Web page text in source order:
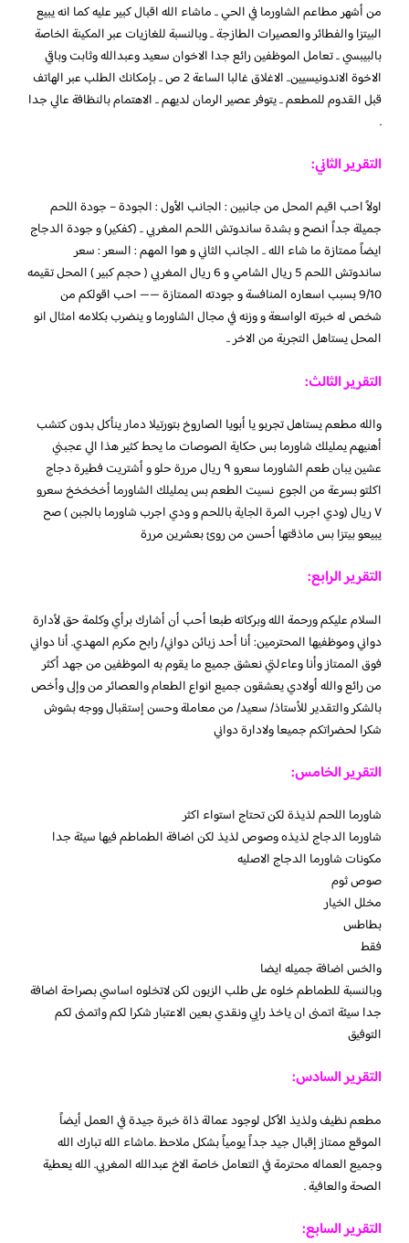
من أشهر مطاعم الشاورما في الحي .. ماشاء الله اقبال كبير عليه كما انه يبيع
البيتزا والفطائر والعصيرات الطازجة .. وبالنسبة للغازيات عبر المكينة الخاصة
بالبيبسي .. تعامل الموظفين رائع جدا الاخوان سعيد وعبدالله وثابت وباقي
الاخوة الاندونيسيين.. الاغلاق غالبا الساعة 2 ص .. بإمكانك الطلب عبر الهاتف
قبل القدوم للمطعم .. يتوفر عصير الرمان لديهم .. الاهتمام بالنظافة عالي جدا
.
التقرير الثاني:
اولاً احب اقيم المحل من جانبين : الجانب الأول : الجودة – جودة اللحم
جميلة جداً انصح و بشدة ساندوتش اللحم المغربي .. (كفكير) و جودة الدجاج
ايضاً ممتازة ما شاء الله .. الجانب الثاني و هوا المهم : السعر : سعر
ساندوتش اللحم 5 ريال الشامي و 6 ريال المغربي ( حجم كبير ) المحل تقيمه
9/10 بسبب اسعاره المنافسة و جودته الممتازة —— احب اقولكم من
شخص له خبرته الواسعة و وزنه في مجال الشاورما و ينضرب بكلامه امثال انو
المحل يستاهل التجربة من الاخر ..
التقرير الثالث:
والله مطعم يستاهل تجربو يا أبويا الصاروخ بتورتيلا دمار ينأكل بدون كتشب
أهنيهم يمليلك شاورما بس حكاية الصوصات ما يحط كثير هذا الي عجبني
عشين يبان طعم الشاورما سعرو ٩ ريال مررة حلو و أشتريت فطيرة دجاج
اكلتو بسرعة من الجوع نسيت الطعم بس يمليلك الشاورما أخخخخخ سعرو
٧ ريال (ودي اجرب المرة الجاية باللحم و ودي اجرب شاورما بالجبن ) صح
يبيعو بيتزا بس ماذقتها أحسن من روئ بعشرين مررة
التقرير الرابع:
السلام عليكم ورحمة الله وبركاته طبعا أحب أن أشارك برأي وكلمة حق لأدارة
دواني وموظفيها المحترمين: أنا أحد زبائن دواني/ رابح مكرم المهدي. أنا دواني
فوق الممتاز وأنا وعاءلتي نعشق جميع ما يقوم به الموظفين من جهد أكثر
من رائع والله أولادي يعشقون جميع انواع الطعام والعصائر من وإلى وأخص
بالشكر والتقدير للأستاذ/ سعيد/ من معاملة وحسن إستقبال ووجه بشوش
شكرا لحضراتكم جميعا ولادارة دواني
التقرير الخامس:
شاورما اللحم لذيذة لكن تحتاج استواء اكثر
شاورما الدجاج لذيذه وصوص لذيذ لكن اضافة الطماطم فيها سيئة جدا
مكونات شاورما الدجاج الاصليه
صوص ثوم
مخلل الخيار
بطاطس
فقط
والخس اضافة جميله ايضا
وبالنسبة للطماطم خلوه على طلب الزبون لكن لاتخلوه اساسي بصراحة اضافة
جدا سيئة اتمنى ان ياخذ رايي ونقدي بعين الاعتبار شكرا لكم واتمنى لكم
التوفيق
التقرير السادس:
مطعم نظيف ولذيذ الأكل لوجود عمالة ذاة خبرة جيدة في العمل أيضاً
الموقع ممتاز إقبال جيد جداً يومياً بشكل ملاحظ .ماشاء الله تبارك الله
وجميع العماله محترمة في التعامل خاصة الاخ عبدالله المغربي. الله يعطية
الصحة والعافية .
التقرير السابع: